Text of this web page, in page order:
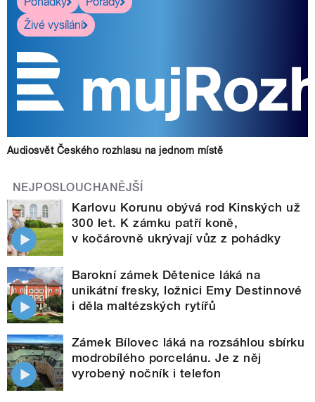
Živé vysílání
Audiosvět Českého rozhlasu na jednom místě
NEJPOSLOUCHANĚJŠÍ
Karlovu Korunu obývá rod Kinských už
300 let. K zámku patří koně,
v kočárovně ukrývají vůz z pohádky
Barokní zámek Dětenice láká na
unikátní fresky, ložnici Emy Destinnové
i děla maltézských rytířů
Zámek Bílovec láká na rozsáhlou sbírku
modrobílého porcelánu. Je z něj
vyrobený nočník i telefon